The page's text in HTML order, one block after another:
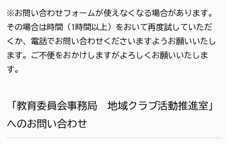
※お問い合わせフォームが使えなくなる場合があります。
その場合は時間（1時間以上）をおいて再度試していただ
くか、電話でお問い合わせくださいますようお願いいたし
ます。ご不便をおかけしますがよろしくお願いいたしま
す。
「教育委員会事務局 地域クラブ活動推進室」
へのお問い合わせ